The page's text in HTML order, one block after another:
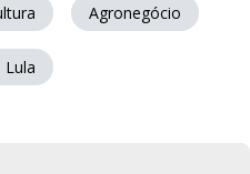
Agronegócio
Lula